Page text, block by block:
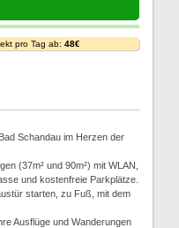
pro Tag ab: 48€
Schandau im Herzen der
(37m² und 90m²) mit WLAN,
und kostenfreie Parkplätze.
starten, zu Fuß, mit dem
Ausflüge und Wanderungen